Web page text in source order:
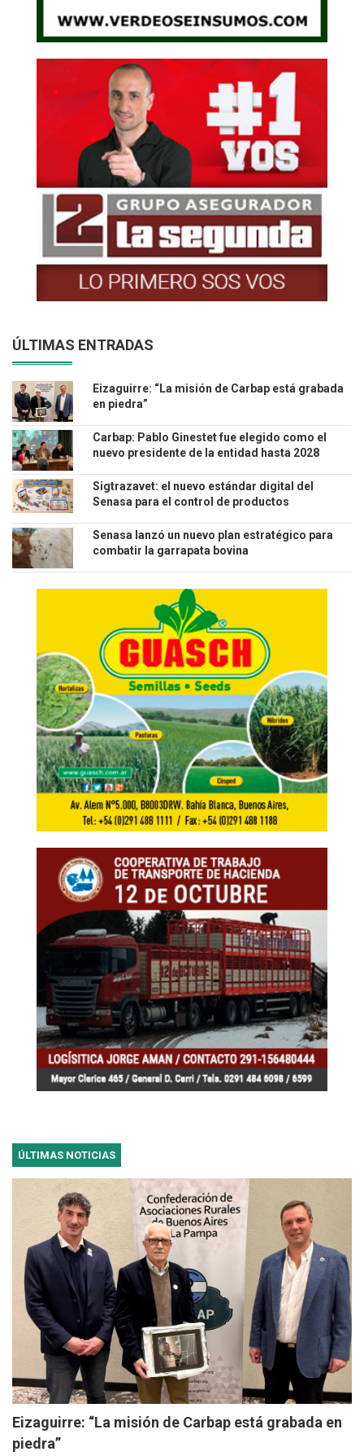
ÚLTIMAS ENTRADAS
Eizaguirre: “La misión de Carbap está grabada
en piedra”
Carbap: Pablo Ginestet fue elegido como el
nuevo presidente de la entidad hasta 2028
Sigtrazavet: el nuevo estándar digital del
Senasa para el control de productos
Senasa lanzó un nuevo plan estratégico para
combatir la garrapata bovina
ÚLTIMAS NOTICIAS
Eizaguirre: “La misión de Carbap está grabada en
piedra”